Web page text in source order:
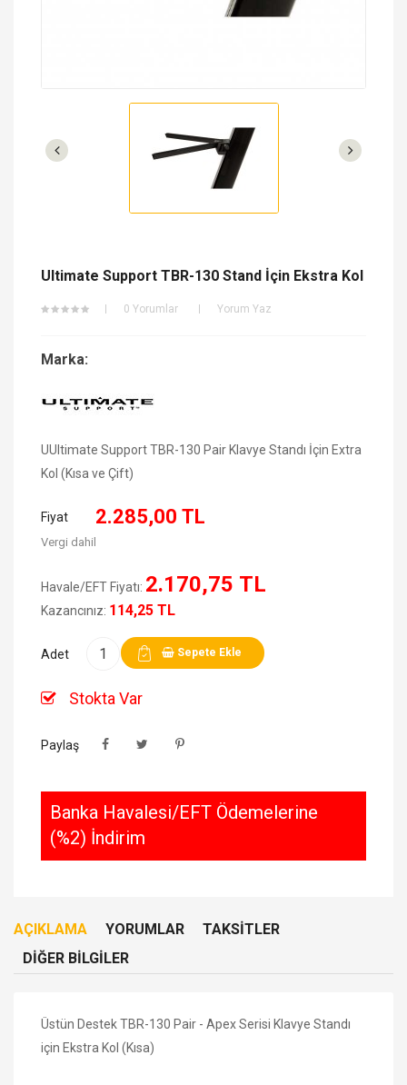
Ultimate Support TBR-130 Stand İçin Ekstra Kol
0 Yorumlar Yorum Yaz
Marka:
UUltimate Support TBR-130 Pair Klavye Standı İçin Extra
Kol (Kısa ve Çift)
Fiyat 2.285,00 TL
Vergi dahil
Havale/EFT Fiyatı: 2.170,75 TL
Kazancınız: 114,25 TL
Adet Sepete Ekle
Stokta Var
Paylaş
Banka Havalesi/EFT Ödemelerine
(%2) İndirim
AÇIKLAMA YORUMLAR
TAKSITLER
DIĞER BILGILER
Üstün Destek TBR-130 Pair - Apex Serisi Klavye Standı
için Ekstra Kol (Kısa)